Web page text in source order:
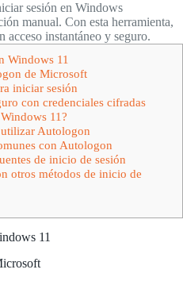
sesión en Windows
manual. Con esta herramienta,
acceso instantáneo y seguro.
Windows 11
de Microsoft
iniciar sesión
con credenciales cifradas
11?
Autologon
con Autologon
de inicio de sesión
otros métodos de inicio de
11